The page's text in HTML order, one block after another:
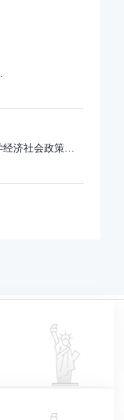
济社会政策专